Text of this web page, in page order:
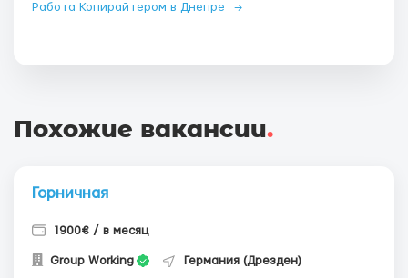
Работа Копирайтером в Днепре →
Похожие вакансии.
Горничная
1900€ / в месяц
Group Working Германия (Дрезден)